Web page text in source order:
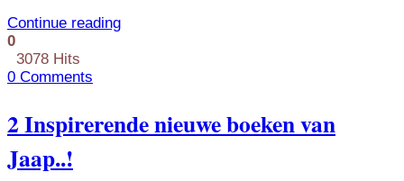
Continue reading
0
3078 Hits
0 Comments
2 Inspirerende nieuwe boeken van
Jaap..!